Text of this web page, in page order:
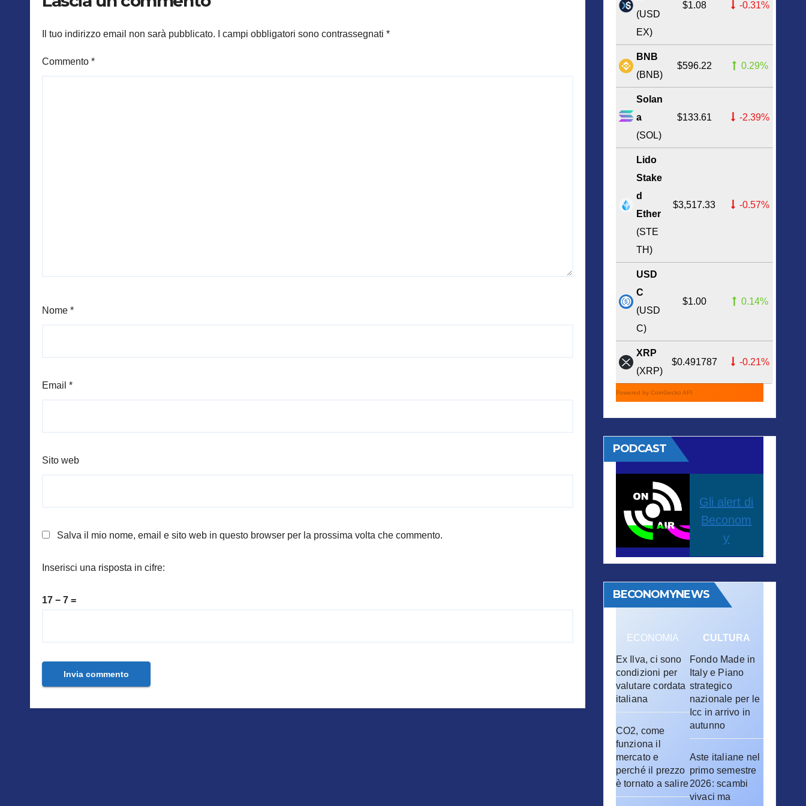
Il tuo indirizzo email non sarà pubblicato. I campi obbligatori sono contrassegnati *
Commento *
Nome *
Email *
Sito web
Salva il mio nome, email e sito web in questo browser per la prossima volta che commento.
Inserisci una risposta in cifre:
17 − 7 =
(USD
EX)
$1.08 -0.31%
BNB
(BNB)
$596.22 0.29%
Solan
a
(SOL)
$133.61 -2.39%
Lido
Stake
d
Ether
(STE
TH)
$3,517.33 -0.57%
USD
C
(USD
C)
$1.00 0.14%
XRP
(XRP)
$0.491787 -0.21%
Powered by CoinGecko API
PODCAST
Gli alert di
Beconom
y
BECONOMYNEWS
ECONOMIA
Ex Ilva, ci sono
condizioni per
valutare cordata
italiana
CO2, come
funziona il
mercato e
perché il prezzo
è tornato a salire
CULTURA
Fondo Made in
Italy e Piano
strategico
nazionale per le
Icc in arrivo in
autunno
Aste italiane nel
primo semestre
2026: scambi
vivaci ma